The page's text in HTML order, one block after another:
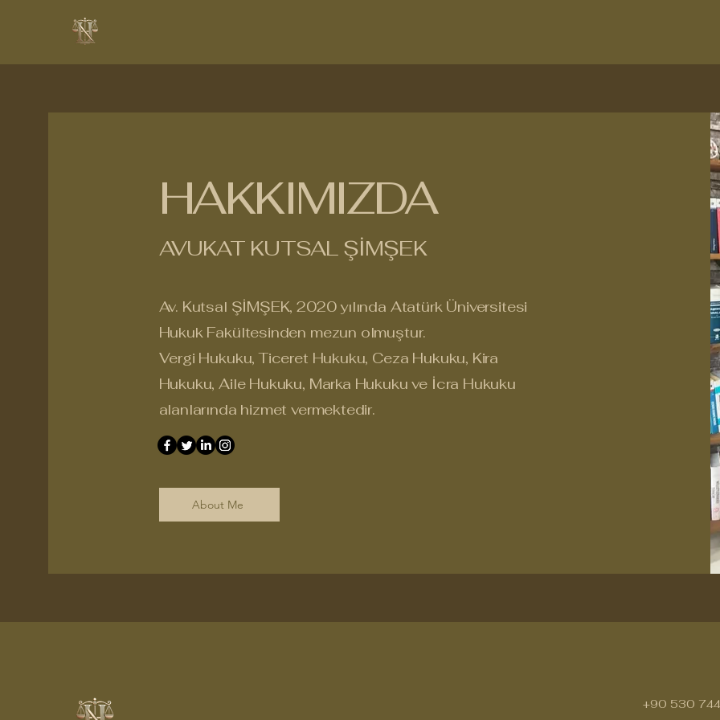
HAKKIMIZDA
AVUKAT KUTSAL ŞİMŞEK
Av. Kutsal ŞİMŞEK, 2020 yılında Atatürk Üniversitesi
Hukuk Fakültesinden mezun olmuştur.
Vergi Hukuku, Ticeret Hukuku, Ceza Hukuku, Kira
Hukuku, Aile Hukuku, Marka Hukuku ve İcra Hukuku
alanlarında hizmet vermektedir.
About Me
+90 530